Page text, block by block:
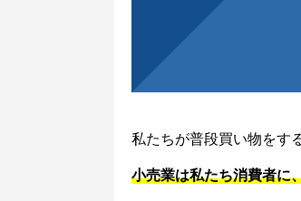
私たちが普段買い物をす
小売業は私たち消費者に